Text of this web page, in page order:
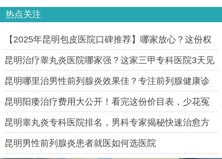
热点关注
【2025年昆明包皮医院口碑推荐】哪家放心？这份权
威指南别错过！
昆明治疗睾丸炎医院哪家强？这家三甲专科医院3天见
效，90%患者都选它！
昆明哪里治男性前列腺炎效果佳？专注前列腺健康诊
疗医院
昆明阳痿治疗费用大公开！看完这份价目表，少花冤
枉钱
昆明睾丸炎专科医院排名，男科专家揭秘快速治愈方
法
昆明男性前列腺炎患者就医如何选医院